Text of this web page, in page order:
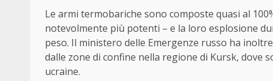
Le armi termobariche sono composte quasi al
notevolmente più potenti – e la loro esplosione
peso. Il ministero delle Emergenze russo ha
dalle zone di confine nella regione di Kursk, dove
ucraine.